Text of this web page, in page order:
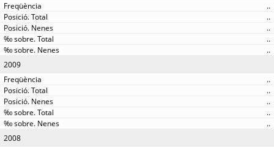
..
..
..
..
..
2009
..
..
..
..
..
2008